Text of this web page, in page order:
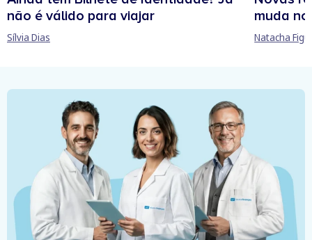
não é válido para viajar
Sílvia Dias
muda
Natacha